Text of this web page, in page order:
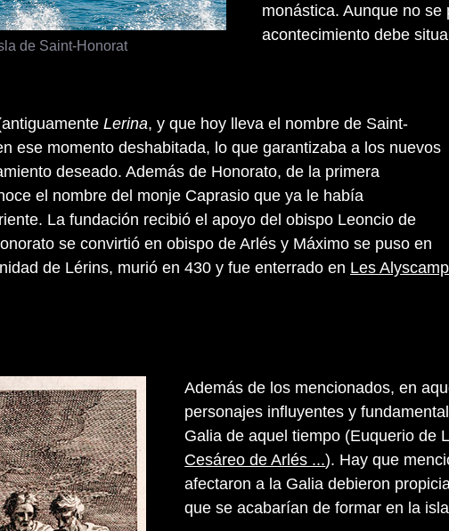
de Saint-Honorat
monástica. Aunque no
acontecimiento debe
Lerina, y que hoy lleva el nombre de Saint-
ese momento deshabitada, lo que garantizaba a los nuevos
deseado. Además de Honorato, de la primera
el nombre del monje Caprasio que ya le había
La fundación recibió el apoyo del obispo Leoncio de
se convirtió en obispo de Arlés y Máximo se puso en
de Lérins, murió en 430 y fue enterrado en Les
Además de los mencionados, en
personajes influyentes y
Galia de aquel tiempo (Euquerio de
Cesáreo de Arlés ...). Hay que
afectaron a la Galia debieron
que se acabarían de formar en la